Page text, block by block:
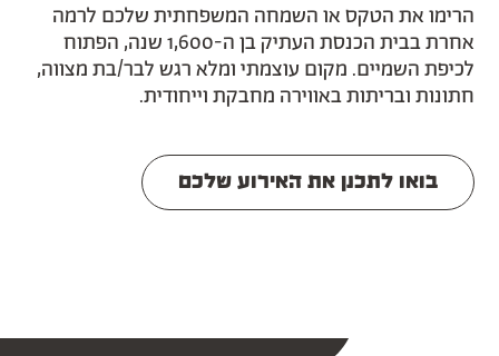
הרימו את הטקס או השמחה המשפחתית שלכם לרמה
אחרת בבית הכנסת העתיק בן ה-1,600 שנה, הפתוח
לכיפת השמיים. מקום עוצמתי ומלא רגש לבר/בת מצווה,
חתונות ובריתות באווירה מחבקת וייחודית.
בואו לתכנן את האירוע שלכם